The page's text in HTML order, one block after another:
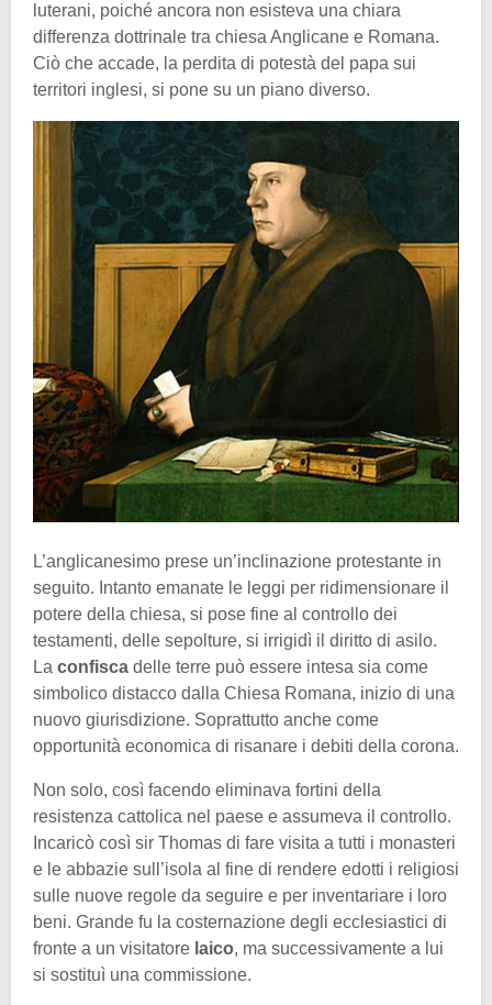
luterani, poiché ancora non esisteva una chiara
differenza dottrinale tra chiesa Anglicane e Romana.
Ciò che accade, la perdita di potestà del papa sui
territori inglesi, si pone su un piano diverso.
L’anglicanesimo prese un’inclinazione protestante in
seguito. Intanto emanate le leggi per ridimensionare il
potere della chiesa, si pose fine al controllo dei
testamenti, delle sepolture, si irrigidì il diritto di asilo.
La confisca delle terre può essere intesa sia come
simbolico distacco dalla Chiesa Romana, inizio di una
nuovo giurisdizione. Soprattutto anche come
opportunità economica di risanare i debiti della corona.
Non solo, così facendo eliminava fortini della
resistenza cattolica nel paese e assumeva il controllo.
Incaricò così sir Thomas di fare visita a tutti i monasteri
e le abbazie sull’isola al fine di rendere edotti i religiosi
sulle nuove regole da seguire e per inventariare i loro
beni. Grande fu la costernazione degli ecclesiastici di
fronte a un visitatore laico, ma successivamente a lui
si sostituì una commissione.